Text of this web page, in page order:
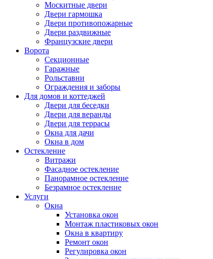
Москитные двери
Двери гармошка
Двери противопожарные
Двери раздвижные
Французские двери
Ворота
Секционные
Гаражные
Рольставни
Ограждения и заборы
Для домов и коттеджей
Двери для беседки
Двери для веранды
Двери для террасы
Окна для дачи
Окна в дом
Остекление
Витражи
Фасадное остекление
Панорамное остекление
Безрамное остекление
Услуги
Окна
Установка окон
Монтаж пластиковых окон
Окна в квартиру
Ремонт окон
Регулировка окон